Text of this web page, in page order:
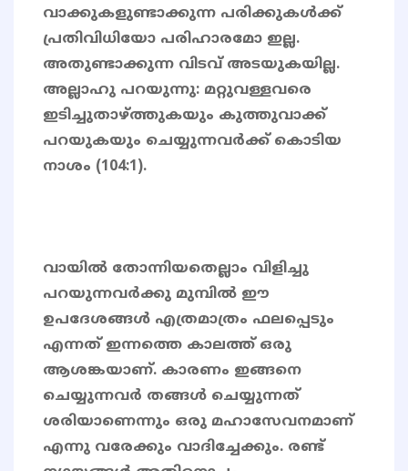
വാക്കുകളുണ്ടാക്കുന്ന പരിക്കുകള്‍ക്ക്
പ്രതിവിധിയോ പരിഹാരമോ ഇല്ല.
അതുണ്ടാക്കുന്ന വിടവ് അടയുകയില്ല.
അല്ലാഹു പറയുന്നു: മറ്റുവള്ളവരെ
ഇടിച്ചുതാഴ്ത്തുകയും കുത്തുവാക്ക്
പറയുകയും ചെയ്യുന്നവര്‍ക്ക് കൊടിയ
നാശം (104:1).
വായിൽ തോന്നിയതെല്ലാം വിളിച്ചു
പറയുന്നവർക്കു മുമ്പിൽ ഈ
ഉപദേശങ്ങൾ എത്രമാത്രം ഫലപ്പെടും
എന്നത് ഇന്നത്തെ കാലത്ത് ഒരു
ആശങ്കയാണ്. കാരണം ഇങ്ങനെ
ചെയ്യുന്നവർ തങ്ങൾ ചെയ്യുന്നത്
ശരിയാണെന്നും ഒരു മഹാസേവനമാണ്
എന്നു വരേക്കും വാദിച്ചേക്കും. രണ്ട്